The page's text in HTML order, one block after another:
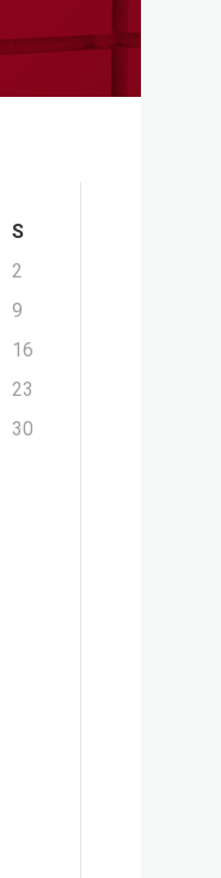
S
2
9
16
23
30